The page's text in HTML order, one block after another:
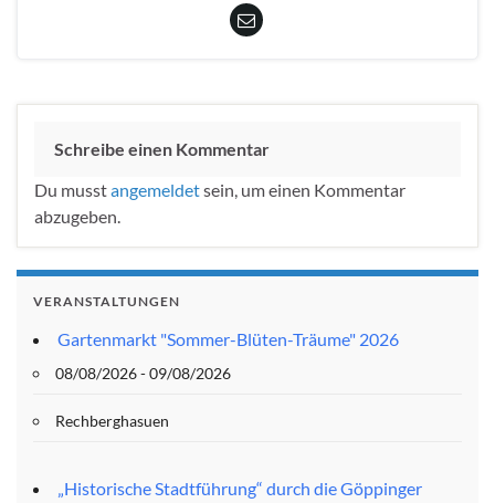
Schreibe einen Kommentar
Du musstangemeldetsein, um einen Kommentar
abzugeben.
VERANSTALTUNGEN
Gartenmarkt "Sommer-Blüten-Träume" 2026
08/08/2026 - 09/08/2026
Rechberghasuen
„Historische Stadtführung“ durch die Göppinger